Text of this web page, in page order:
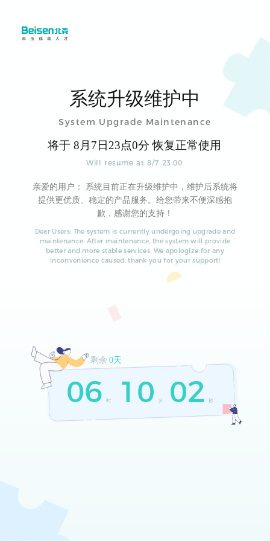
系统升级维护中
System Upgrade Maintenance
将于 8月 7 日23点0分 恢复正常使用
Will resume at8/7 23:00
亲爱的用户： 系统目前正在升级维护中，维护后系统将
提供更优质、稳定的产品服务。给您带来不便深感抱
歉，感谢您的支持！
Dear Users: The system is currently undergoing upgrade and
maintenance. After maintenance, the system will provide
better and more stable services. We apologize for any
inconvenience caused, thank you for your support!
剩余 0天
06 时 10 分 02 秒